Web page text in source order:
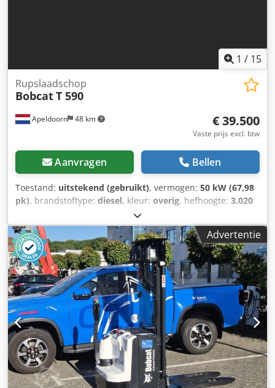
1 / 15
Apeldoorn 48 km
Rupslaadschop
BobcatT 590
€ 39.500
Vaste prijs excl. btw
Aanvragen Bellen
Toestand: uitstekend (gebruikt), vermogen: 50 kW (67,98
pk), brandstoftype: diesel, kleur: overig, hefhoogte: 3.020
, bedrijfsturen:
2021 Leeggewicht: 3.664 kg Afmetingen (L x B x H): 337 x
173 x 198 cm Stuurinrichting: Star Motormerk: Bobcat CE-
markering: ja Technische staat: zeer goed Optische staat:
zeer goed = Verdere opties en toebehoren = - 3e
hydraulische circuit - Blower Dkjdpfxsy D D Rzj Akier =
Opmerkingen = Aandrijflijn Stage/Norm: Stage IV / Tier IV
final Staat CE-type: CE Gesloten cabine met verwarming,
SJC joystickbediening, nieuwe rubberen rupsen, deluxe
display
Advertentie